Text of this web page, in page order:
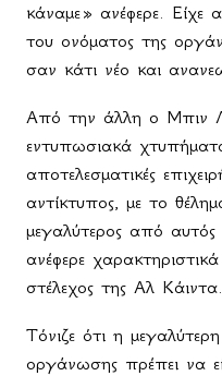
κάναμε» ανέφερε. Είχε
του ονόματος της
σαν κάτι νέο και
Από την άλλη ο Μπιν
εντυπωσιακά
αποτελεσματικές
αντίκτυπος, με το
μεγαλύτερος από
ανέφερε
στέλεχος της Αλ Κάιντα.
Τόνιζε ότι η
οργάνωσης πρέπει να